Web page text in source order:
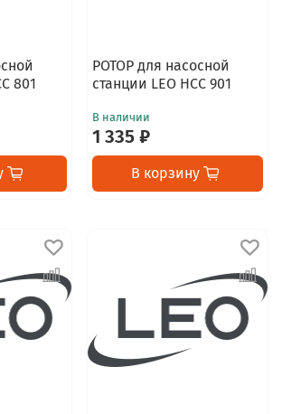
801
РОТОР для насосной
станции LEO НСС 901
В наличии
1 335 ₽
В корзину